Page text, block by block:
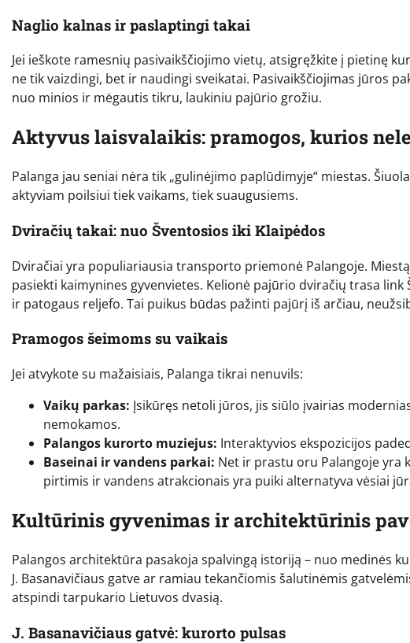
Naglio kalnas ir paslaptingi takai
Jei ieškote ramesnių pasivaikščiojimo vietų, atsigręžkite į pietinę
ne tik vaizdingi, bet ir naudingi sveikatai. Pasivaikščiojimas jūros
nuo minios ir mėgautis tikru, laukiniu pajūrio grožiu.
Aktyvus laisvalaikis: pramogos, kurios
Palanga jau seniai nėra tik „gulinėjimo paplūdimyje“ miestas.
aktyviam poilsiui tiek vaikams, tiek suaugusiems.
Dviračių takai: nuo Šventosios iki Klaipėdos
Dviračiai yra populiariausia transporto priemonė Palangoje.
pasiekti kaimynines gyvenvietes. Kelionė pajūrio dviračių trasa
ir patogaus reljefo. Tai puikus būdas pažinti pajūrį iš arčiau,
Pramogos šeimoms su vaikais
Jei atvykote su mažaisiais, Palanga tikrai nenuvils:
Vaikų parkas: Įsikūręs netoli jūros, jis siūlo įvairias
nemokamos.
Palangos kurorto muziejus: Interaktyvios ekspozicijos
Baseinai ir vandens parkai: Net ir prastu oru Palangoje yra
pirtimis ir vandens atrakcionais yra puiki alternatyva vėsiai
Kultūrinis gyvenimas ir architektūrinis
Palangos architektūra pasakoja spalvingą istoriją – nuo medinės
J. Basanavičiaus gatve ar ramiau tekančiomis šalutinėmis
atspindi tarpukario Lietuvos dvasią.
J. Basanavičiaus gatvė: kurorto pulsas